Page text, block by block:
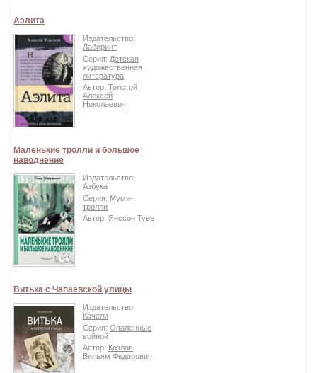
Аэлита
Издательство:
Лабиринт
Серия: Детская
художественная
литература
Автор: Толстой
Алексей
Николаевич
Маленькие тролли и большое
наводнение
Издательство:
Азбука
Серия: Муми-
тролли
Автор: Янссон Туве
Витька с Чапаевской улицы
Издательство:
Качели
Серия: Опаленные
войной
Автор: Козлов
Вильям Федорович